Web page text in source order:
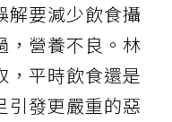
解要減少飲食攝
，營養不良。林
，平時飲食還是
引發更嚴重的惡